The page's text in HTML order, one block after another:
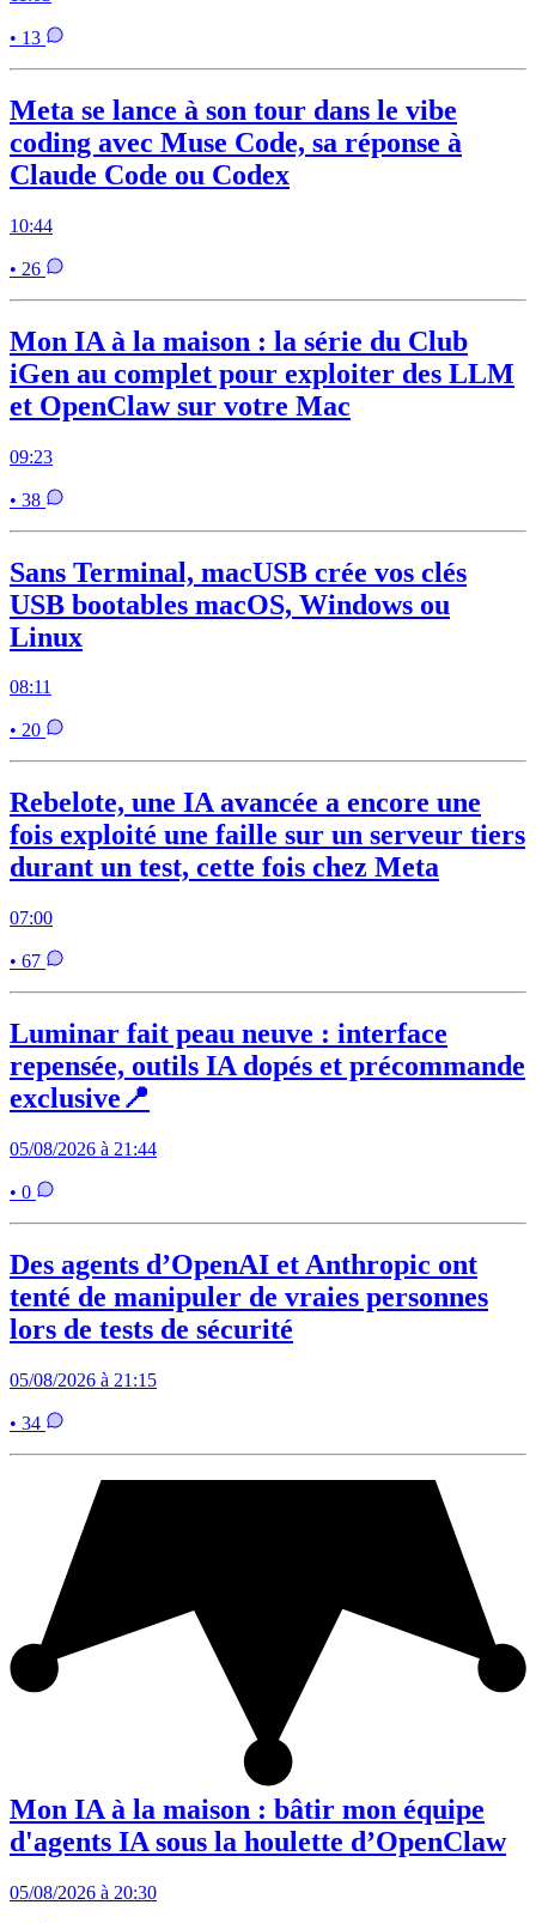
• 13
Meta se lance à son tour dans le vibe
coding avec Muse Code, sa réponse à
Claude Code ou Codex
10:44
• 26
Mon IA à la maison : la série du Club
iGen au complet pour exploiter des LLM
et OpenClaw sur votre Mac
09:23
• 38
Sans Terminal, macUSB crée vos clés
USB bootables macOS, Windows ou
Linux
08:11
• 20
Rebelote, une IA avancée a encore une
fois exploité une faille sur un serveur tiers
durant un test, cette fois chez Meta
07:00
• 67
Luminar fait peau neuve : interface
repensée, outils IA dopés et précommande
exclusive📍
05/08/2026 à 21:44
• 0
Des agents d’OpenAI et Anthropic ont
tenté de manipuler de vraies personnes
lors de tests de sécurité
05/08/2026 à 21:15
• 34
Mon IA à la maison : bâtir mon équipe
d'agents IA sous la houlette d’OpenClaw
05/08/2026 à 20:30